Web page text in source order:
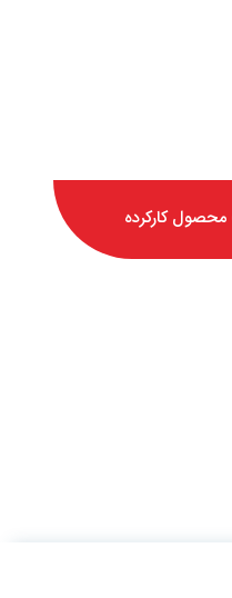
کارکرده